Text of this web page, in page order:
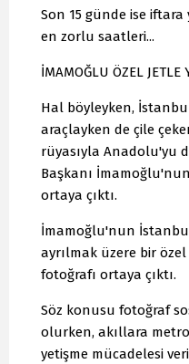
Son 15 günde ise
en zorlu saatleri...
İMAMOĞLU ÖZEL JETLE
Hal böyleyken,
araçlayken de çile
rüyasıyla Anadolu'yu
Başkanı
ortaya çıktı.
İmamoğlu'nun
ayrılmak üzere bir
fotoğrafı ortaya çıktı.
Söz konusu fotoğraf
olurken, akıllara
yetişme mücadelesi